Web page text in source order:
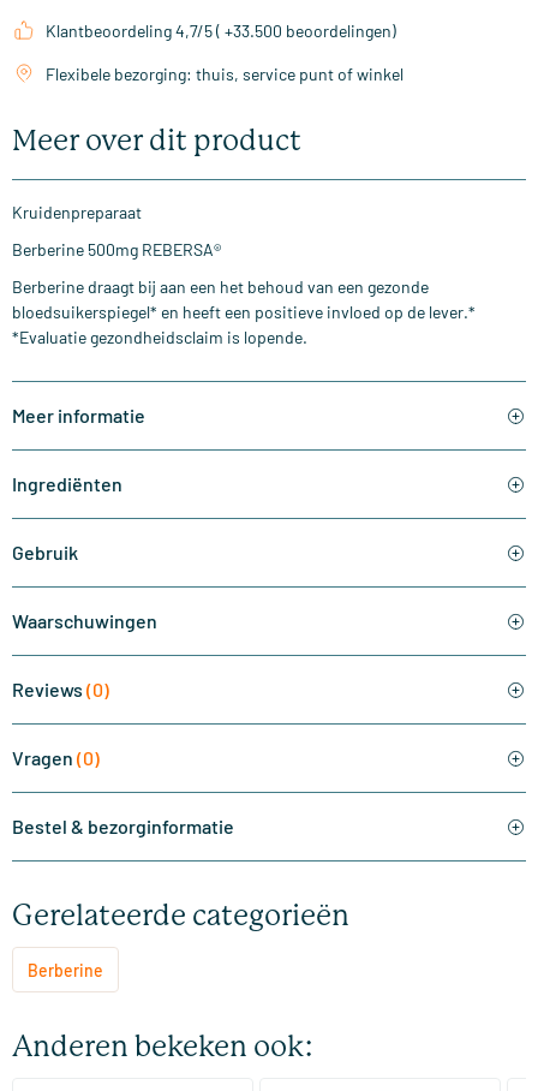
Klantbeoordeling 4,7/5 ( +33.500 beoordelingen)
Flexibele bezorging: thuis, service punt of winkel
Meer over dit product
Kruidenpreparaat
Berberine 500mg REBERSA®
Berberine draagt bij aan een het behoud van een gezonde
bloedsuikerspiegel* en heeft een positieve invloed op de lever.*
*Evaluatie gezondheidsclaim is lopende.
Meer informatie
Ingrediënten
Gebruik
Waarschuwingen
Reviews (0)
Vragen (0)
Bestel & bezorginformatie
Gerelateerde categorieën
Berberine
Anderen bekeken ook: